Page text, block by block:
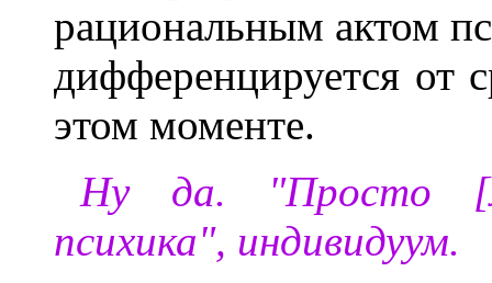
рациональным актом
дифференцируется от
этом моменте.
Ну да. "Просто
психика", индивидуум.